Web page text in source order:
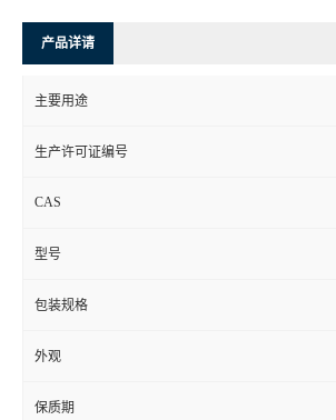
产品详请
主要用途
生产许可证编号
CAS
型号
包装规格
外观
保质期